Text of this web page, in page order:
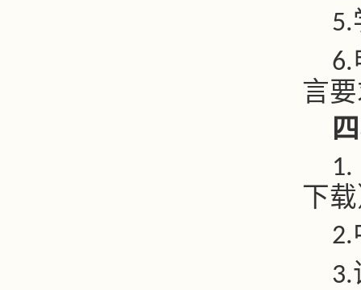
5.
6.
言
1.
下
2.
3.